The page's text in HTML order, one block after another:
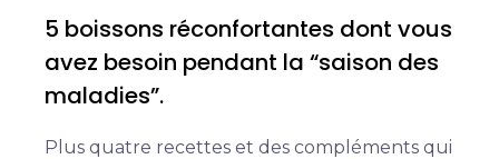
5 boissons réconfortantes dont vous
avez besoin pendant la “saison des
maladies”.
Plus quatre recettes et des compléments qui